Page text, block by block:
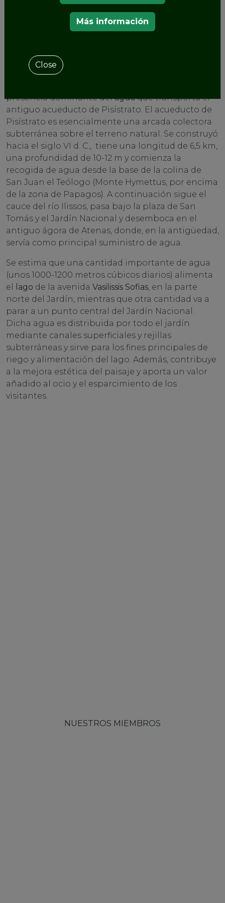
Especies de trepadores: 27
Todas las demás plantas (herbáceas perennes,
Acueducto de Pisístrato.
Otro componente especial y sumamente crucial
presencia dominante delaguaque transporta el
antiguo acueducto de Pisístrato. El acueducto de
Pisístrato es esencialmente una arcada colectora
subterránea sobre el terreno natural. Se construyó
hacia el siglo VI d. C., tiene una longitud de 6,5 km,
una profundidad de 10-12 m y comienza la
recogida de agua desde la base de la colina de
San Juan el Teólogo (Monte Hymettus, por encima
de la zona de Papagos). A continuación sigue el
cauce del río Ilissos, pasa bajo la plaza de San
Tomás y el Jardín Nacional y desemboca en el
antiguo ágora de Atenas, donde, en la antigüedad,
servía como principal suministro de agua.
Se estima que una cantidad importante de agua
(unos 1000-1200 metros cúbicos diarios) alimenta
el
lago de la avenida Vasilissis Sofias, en la parte
norte del Jardín, mientras que otra cantidad va a
parar a un punto central del Jardín Nacional.
Dicha agua es distribuida por todo el jardín
mediante canales superficiales y rejillas
subterráneas y sirve para los fines principales de
riego y alimentación del lago. Además, contribuye
a la mejora estética del paisaje y aporta un valor
añadido al ocio y el esparcimiento de los
visitantes.
NUESTROS MIEMBROS
Más información
Close